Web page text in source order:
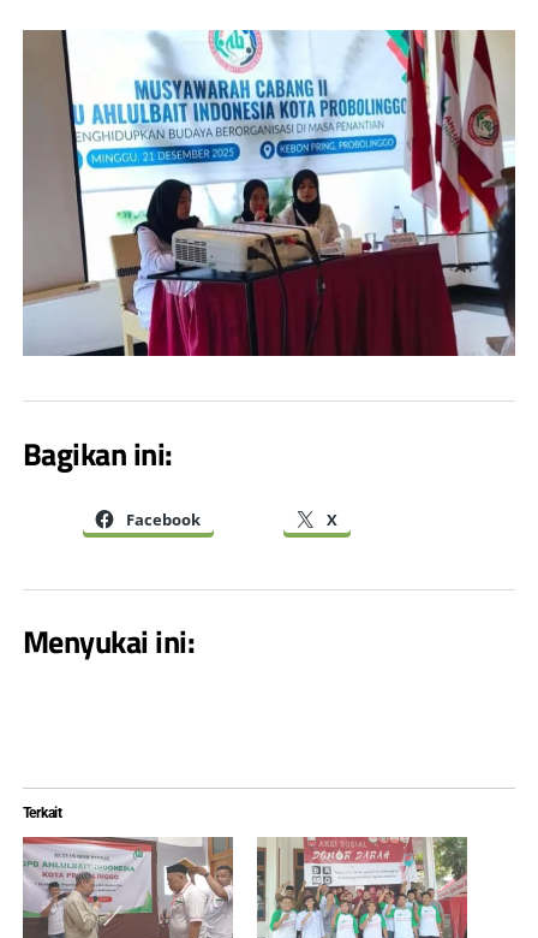
Bagikan ini:
Facebook X
Menyukai ini:
Terkait